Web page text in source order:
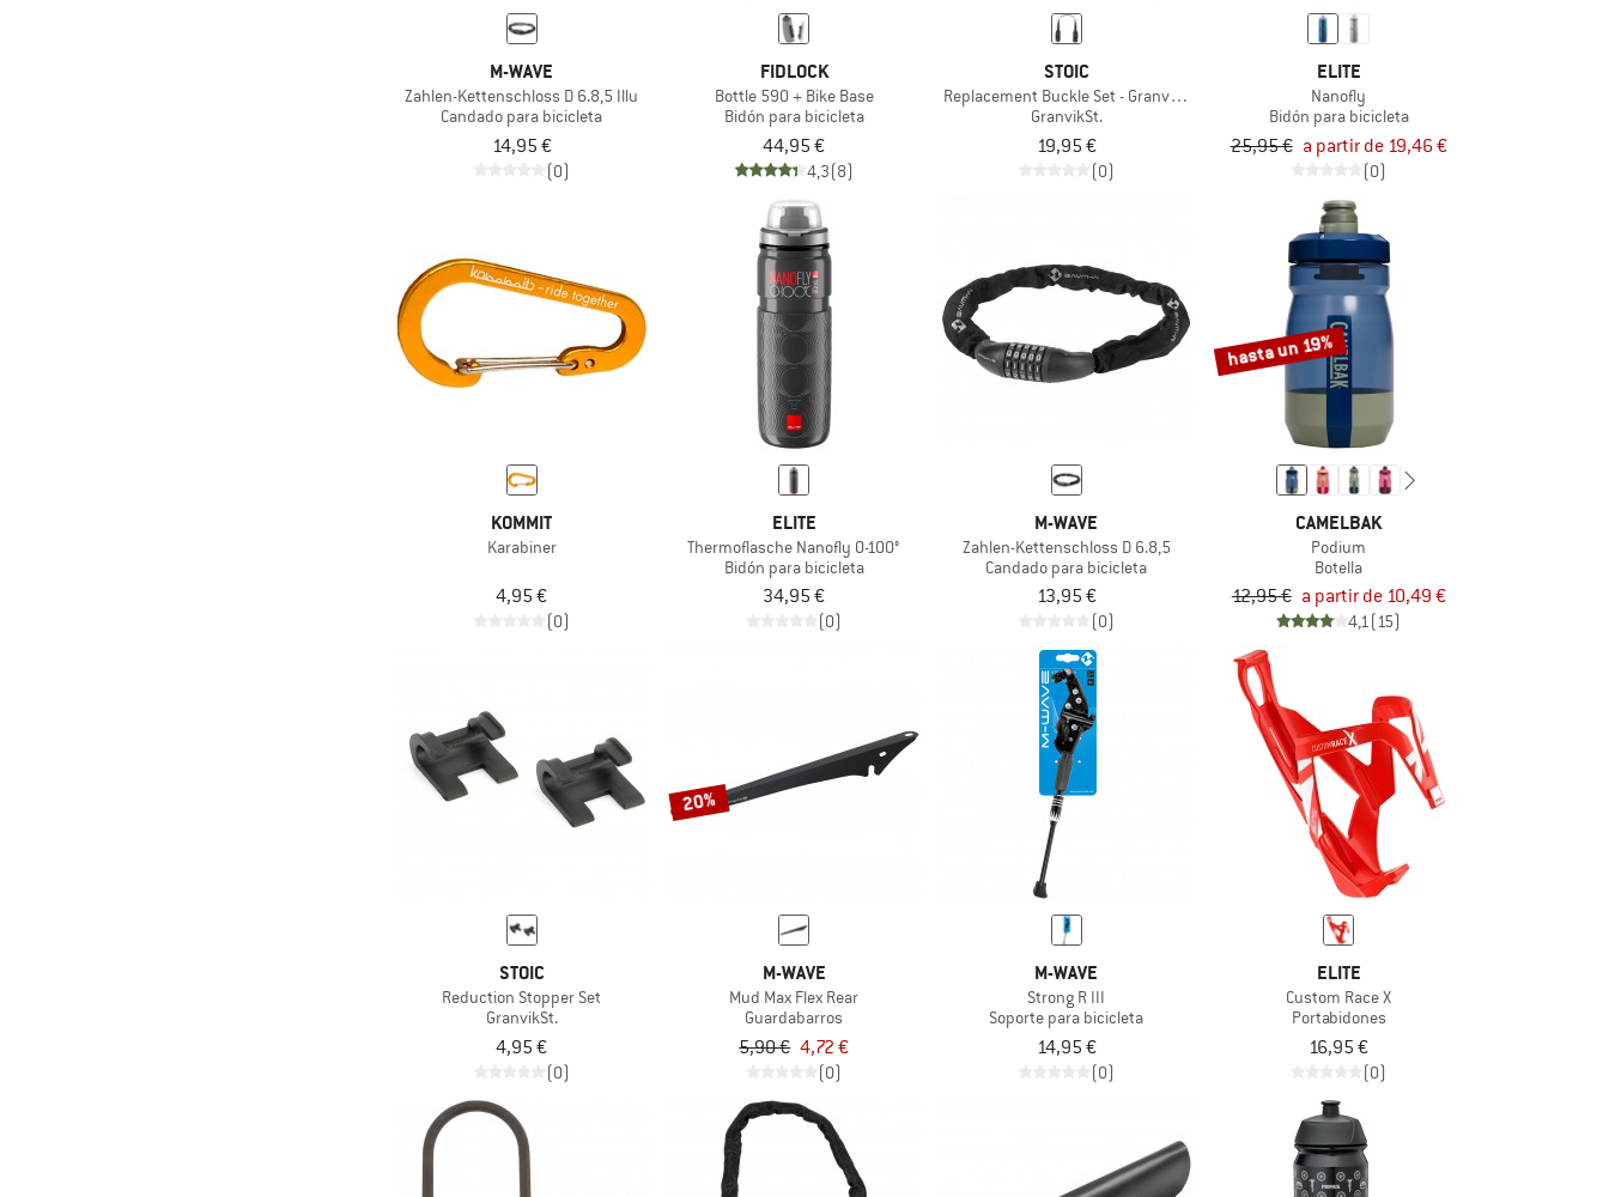
M-WAVE
Zahlen-Kettenschloss D 6.8,5 Illu
Candado para bicicleta
14,95 €
(0)
FIDLOCK
Bottle 590 + Bike Base
Bidón para bicicleta
44,95 €
4,3(8)
STOIC
Replacement Buckle Set - GranvikSt.
GranvikSt.
19,95 €
(0)
ELITE
Nanofly
Bidón para bicicleta
25,95 € a partir de 19,46 €
(0)
KOMMIT
Karabiner
4,95 €
(0)
ELITE
Thermoflasche Nanofly 0-100°
Bidón para bicicleta
34,95 €
(0)
M-WAVE
Zahlen-Kettenschloss D 6.8,5
Candado para bicicleta
13,95 €
(0)
hasta un 19%
CAMELBAK
Podium
Botella
12,95 € a partir de 10,49 €
4,1(15)
STOIC
Reduction Stopper Set
GranvikSt.
4,95 €
(0)
20%
M-WAVE
Mud Max Flex Rear
Guardabarros
5,90 € 4,72 €
(0)
M-WAVE
Strong R III
Soporte para bicicleta
14,95 €
(0)
ELITE
Custom Race X
Portabidones
16,95 €
(0)